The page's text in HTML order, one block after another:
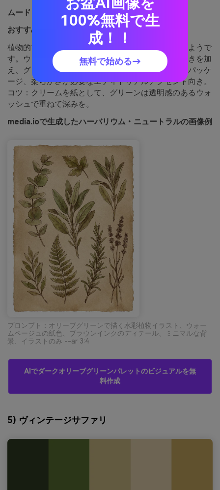
ムード：
ボタニカル、穏やか、ヴィンテージ
おすすめ用途：
水彩ボタニカルイラストシリーズ
植物的で穏やかなムードは、古いノートの押し葉のようで
す。ウォームブラウンが天然インクのような落ち着きを加
え、グリーンを引き立てます。自然イラストやエコパッケ
ージ、柔らかさが必要なエディトリアルアクセント向き。
コツ：クリームを紙として、グリーンは透明感のあるウォ
ッシュで重ねて深みを。
media.ioで生成したハーバリウム・ニュートラルの画像例
プロンプト：オリーブグリーンで描く水彩植物イラスト、ウォー
ムベージュの紙色、ブラウンインクのディテール、ミニマルな背
景、イラストのみ --ar 3:4
AIでダークオリーブグリーンパレットのビジュアルを無
料作成
5) ヴィンテージサファリ
100%無料で生
成！！
無料で始める→